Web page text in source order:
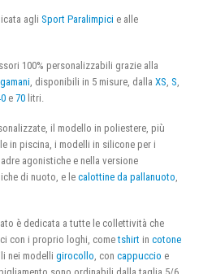
agli Sport Paralimpici e alle
100% personalizzabili grazie alla
, disponibili in 5 misure, dalla XS S
e 70 litri.
il modello in poliestere, più
in piscina, i modelli in silicone per i
agonistiche e nella versione
di nuoto, e le calottine da pallanuoto,
è dedicata a tutte le collettività che
con i proprio loghi, cometshirt in cotone
nei modelli girocollo, con cappuccio e